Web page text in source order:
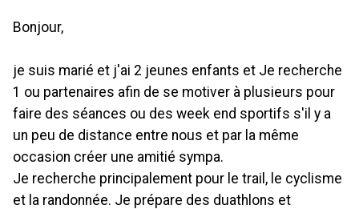
Bonjour,
je suis marié et j'ai 2 jeunes enfants et Je recherche
1 ou partenaires afin de se motiver à plusieurs pour
faire des séances ou des week end sportifs s'il y a
un peu de distance entre nous et par la même
occasion créer une amitié sympa.
Je recherche principalement pour le trail, le cyclisme
et la randonnée. Je prépare des duathlons et